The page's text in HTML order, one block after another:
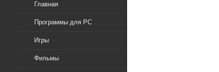
Главная
Программы для PC
Игры
Фильмы